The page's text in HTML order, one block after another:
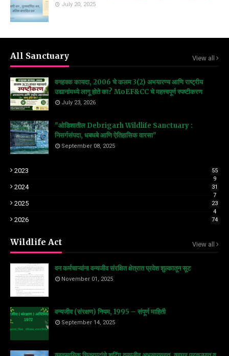
July 20, 2025
All Sanctuary View all
वनहक्क कायदा, 2006 चे कलम 3(2) अभयारण्य आणि राष्ट्रीय
उद्यानांमध्ये लागू होते का? MoEF&CC चे महत्त्वपूर्ण स्पष्टीकरण
July 23, 2026
"ओडिशातील Debrigarh Wildlife Sanctuary :
निसर्गसंपदा, धबधबे आणि ऐतिहासिक वारसा"
September 08, 2025
2023
55
9
2024
31
7
2025
23
4
2026 74
Wildlife Act View all
वन कर्मचाऱ्यांना वन्यजीव संरक्षित क्षेत्रात प्रवेश शुल्कातून सूट
November 01, 2025
वन्यजीव (संरक्षण) नियम, 1995 – संपूर्ण माहिती
September 14, 2025